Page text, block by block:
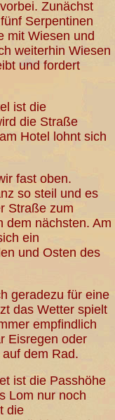
Zunächst
Serpentinen
mit Wiesen und
weiterhin Wiesen
und fordert
ist die
die Straße
Hotel lohnt sich
fast oben.
so steil und es
Straße zum
dem nächsten. Am
ein
und Osten des
geradezu für eine
das Wetter spielt
empfindlich
Eisregen oder
dem Rad.
ist die Passhöhe
Lom nur noch
die